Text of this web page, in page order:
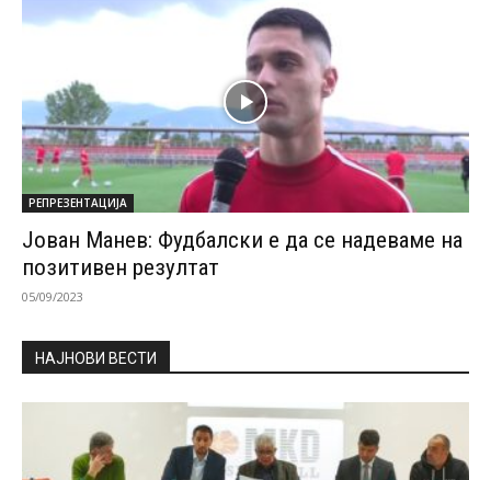
РЕПРЕЗЕНТАЦИЈА
Јован Манев: Фудбалски е да се надеваме на
позитивен резултат
05/09/2023
НАЈНОВИ ВЕСТИ